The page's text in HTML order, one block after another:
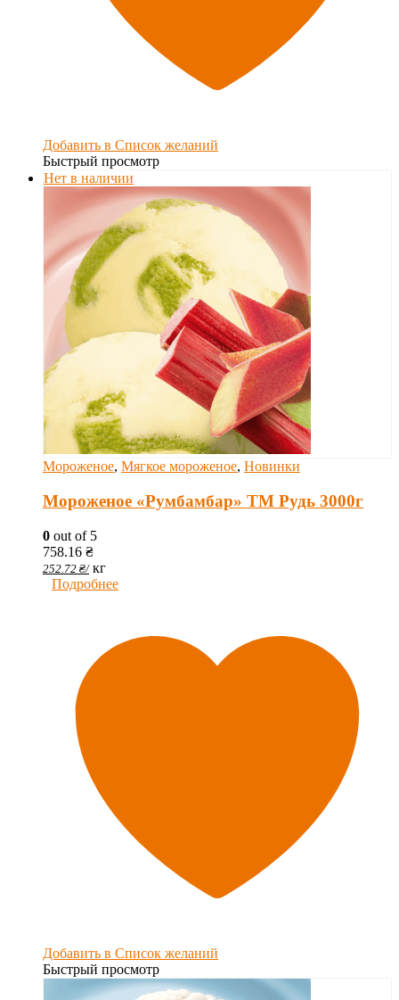
Добавить в Список желаний
Быстрый просмотр
Нет в наличии
Мороженое, Мягкое мороженое, Новинки
Мороженое «Румбамбар» ТМ Рудь 3000г
0 out of 5
758.16 ₴
252.72 ₴/ кг
Подробнее
Добавить в Список желаний
Быстрый просмотр